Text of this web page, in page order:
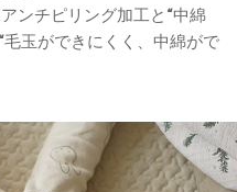
ンチピリング加工と“中綿
玉ができにくく、中綿がで